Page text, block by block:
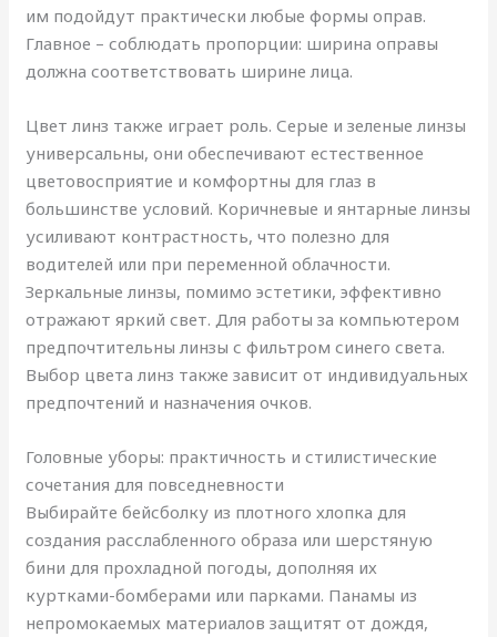
им подойдут практически любые формы оправ.
Главное – соблюдать пропорции: ширина оправы
должна соответствовать ширине лица.
Цвет линз также играет роль. Серые и зеленые линзы
универсальны, они обеспечивают естественное
цветовосприятие и комфортны для глаз в
большинстве условий. Коричневые и янтарные линзы
усиливают контрастность, что полезно для
водителей или при переменной облачности.
Зеркальные линзы, помимо эстетики, эффективно
отражают яркий свет. Для работы за компьютером
предпочтительны линзы с фильтром синего света.
Выбор цвета линз также зависит от индивидуальных
предпочтений и назначения очков.
Головные уборы: практичность и стилистические
сочетания для повседневности
Выбирайте бейсболку из плотного хлопка для
создания расслабленного образа или шерстяную
бини для прохладной погоды, дополняя их
куртками-бомберами или парками. Панамы из
непромокаемых материалов защитят от дождя,